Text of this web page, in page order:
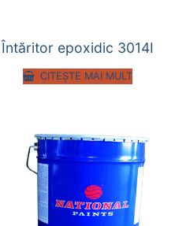
Întăritor epoxidic 3014I
CITEȘTE MAI MULT